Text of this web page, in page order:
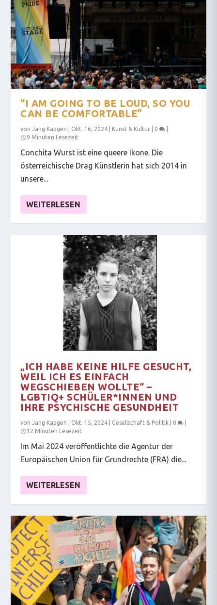
“I AM GOING TO BE LOUD, SO YOU
CAN BE COMFORTABLE”
von Jang Kapgen Okt. 16, 2024 Kunst & Kultur 0
9 Minuten Lesezeit
Conchita Wurst ist eine queere Ikone. Die
österreichische Drag Künstlerin hat sich 2014 in
unsere...
WEITERLESEN
„ICH HABE KEINE HILFE GESUCHT,
WEIL ICH ES EINFACH
WEGSCHIEBEN WOLLTE“ –
LGBTIQ+ SCHÜLER*INNEN UND
IHRE PSYCHISCHE GESUNDHEIT
vonJang Kapgen Okt. 15, 2024 Gesellschaft & Politik 0
12 Minuten Lesezeit
Im Mai 2024 veröffentlichte die Agentur der
Europäischen Union für Grundrechte (FRA) die...
WEITERLESEN